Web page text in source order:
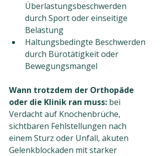
Überlastungsbeschwerden
durch Sport oder einseitige
Belastung
Haltungsbedingte Beschwerden
durch Bürotätigkeit oder
Bewegungsmangel
Wann trotzdem der Orthopäde
oder die Klinik ran muss: bei
Verdacht auf Knochenbrüche,
sichtbaren Fehlstellungen nach
einem Sturz oder Unfall, akuten
Gelenkblockaden mit starker